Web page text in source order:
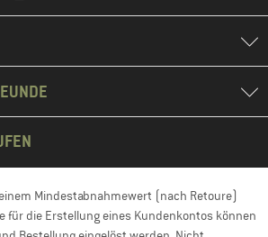
Mindestabnahmewert (nach Retoure)
für die Erstellung eines Kundenkontos können